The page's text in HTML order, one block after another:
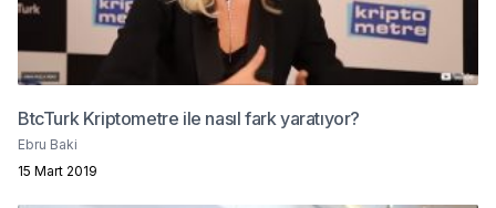
BtcTurk Kriptometre ile nasıl fark yaratıyor?
Ebru Baki
15 Mart 2019